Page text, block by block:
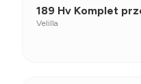
189 Hv Komplet
Velilla